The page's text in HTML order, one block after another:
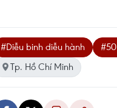
#Diễu binh diễu hành
Tp. Hồ Chí Minh